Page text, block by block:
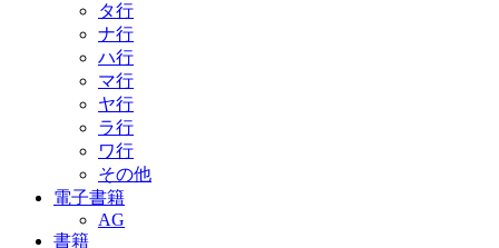
タ行
ナ行
ハ行
マ行
ヤ行
ラ行
ワ行
その他
電子書籍
AG
書籍